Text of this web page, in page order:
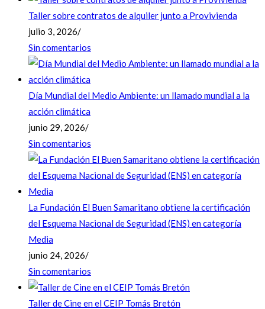
Taller sobre contratos de alquiler junto a Provivienda
julio 3, 2026/
Sin comentarios
Día Mundial del Medio Ambiente: un llamado mundial a la
acción climática
junio 29, 2026/
Sin comentarios
La Fundación El Buen Samaritano obtiene la certificación
del Esquema Nacional de Seguridad (ENS) en categoría
Media
junio 24, 2026/
Sin comentarios
Taller de Cine en el CEIP Tomás Bretón